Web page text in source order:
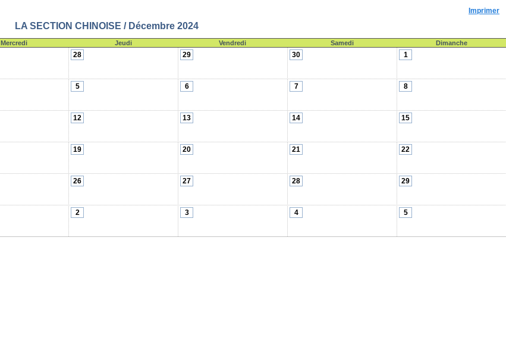
Imprimer
LA SECTION CHINOISE / Décembre 2024
Mercredi Jeudi Vendredi Samedi Dimanche
28 29 30 1
5 6 7 8
12 13 14 15
19 20 21 22
26 27 28 29
2 3 4 5